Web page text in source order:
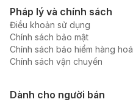
Pháp lý và chính sách
Điều khoản sử dụng
Chính sách bảo mật
Chính sách bảo hiểm hàng hoá
Chính sách vận chuyển
Dành cho người bán